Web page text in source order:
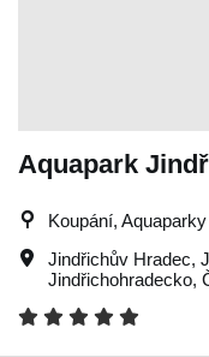
Aquapark
Koupání, Aquaparky
Jindřichův Hradec,
Jindřichohradecko,